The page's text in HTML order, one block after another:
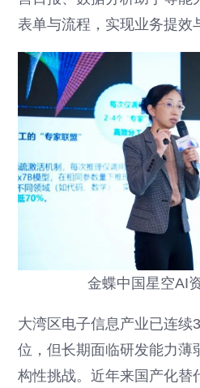
表单与流程，实现业务提效
金蝶中国星空AI
大湾区电子信息产业已连续
位，但长期面临研发能力薄
构性挑战。近年来国产化替